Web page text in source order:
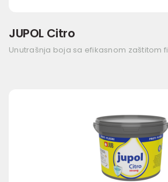
JUPOL Citro
Unutrašnja boja sa efikasnom zaštitom